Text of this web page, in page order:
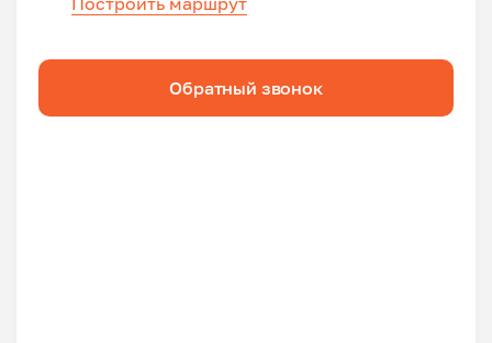
Обратный звонок